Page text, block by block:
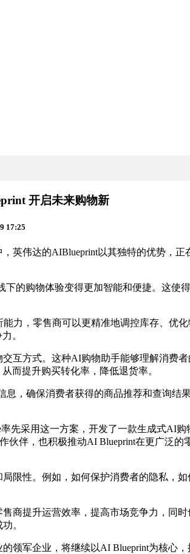
开启未来购物新
17:25
伟达的AIBlueprint以其独特的优势，正
购物体验变得更加智能和便捷。这使
，零售商可以更精准地调控库存、优化
。
方式。这种AI购物助手能够理解消费
而提升购买转化率，降低退货率。
，确保消费者获得的商品推荐和查询结
采用这一方案，开发了一款生成式AI
伙伴，也积极推动AI Blueprint在更广泛
性。例如，如何保护消费者的隐私，
提升运营效率，提高市场竞争力，同时
。
军企业，将继续以AI Blueprint为核心，